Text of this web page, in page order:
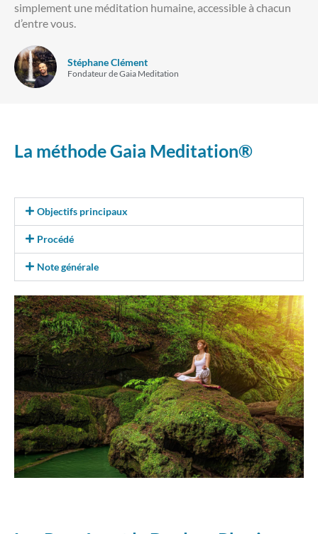
simplement une méditation humaine, accessible à chacun
d’entre vous.
Stéphane Clément
Fondateur de Gaia Meditation
La méthode Gaia Meditation®
Objectifs principaux
Procédé
Note générale